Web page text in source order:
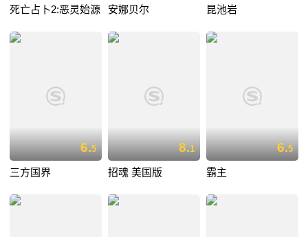
死亡占卜2:恶灵始源 安娜贝尔 昆池岩
6.5
三方国界
8.1
招魂 美国版
6.5
霸主